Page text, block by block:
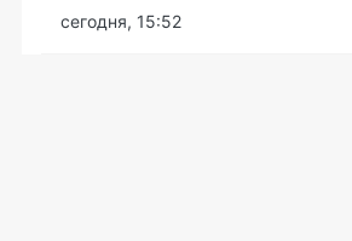
сегодня, 15:52